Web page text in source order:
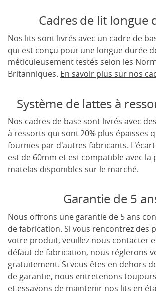
Cadres de lit longue
Nos lits sont livrés avec un cadre de
qui est conçu pour une longue durée
méticuleusement testés selon les
Britanniques. En savoir plus sur nos
Système de lattes à
Nos cadres de base sont livrés avec
à ressorts qui sont 20% plus épaisses
fournies par d'autres fabricants.
est de 60mm et est compatible avec la
matelas disponibles sur le marché.
Garantie de 5
Nous offrons une garantie de 5 ans
de fabrication. Si vous rencontrez des
votre produit, veuillez nous contacter
défaut de fabrication, nous réglerons
gratuitement. Si vous êtes en dehors
de garantie, nous entretenons
et essayons de maintenir nos lits en